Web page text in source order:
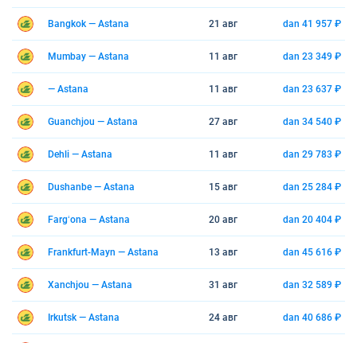
Bangkok — Astana 21 авг dan 41 957 ₽
Mumbay — Astana 11 авг dan 23 349 ₽
— Astana 11 авг dan 23 637 ₽
Guanchjou — Astana 27 авг dan 34 540 ₽
Dehli — Astana 11 авг dan 29 783 ₽
Dushanbe — Astana 15 авг dan 25 284 ₽
Fargʻona — Astana 20 авг dan 20 404 ₽
Frankfurt-Mayn — Astana 13 авг dan 45 616 ₽
Xanchjou — Astana 31 авг dan 32 589 ₽
Irkutsk — Astana 24 авг dan 40 686 ₽